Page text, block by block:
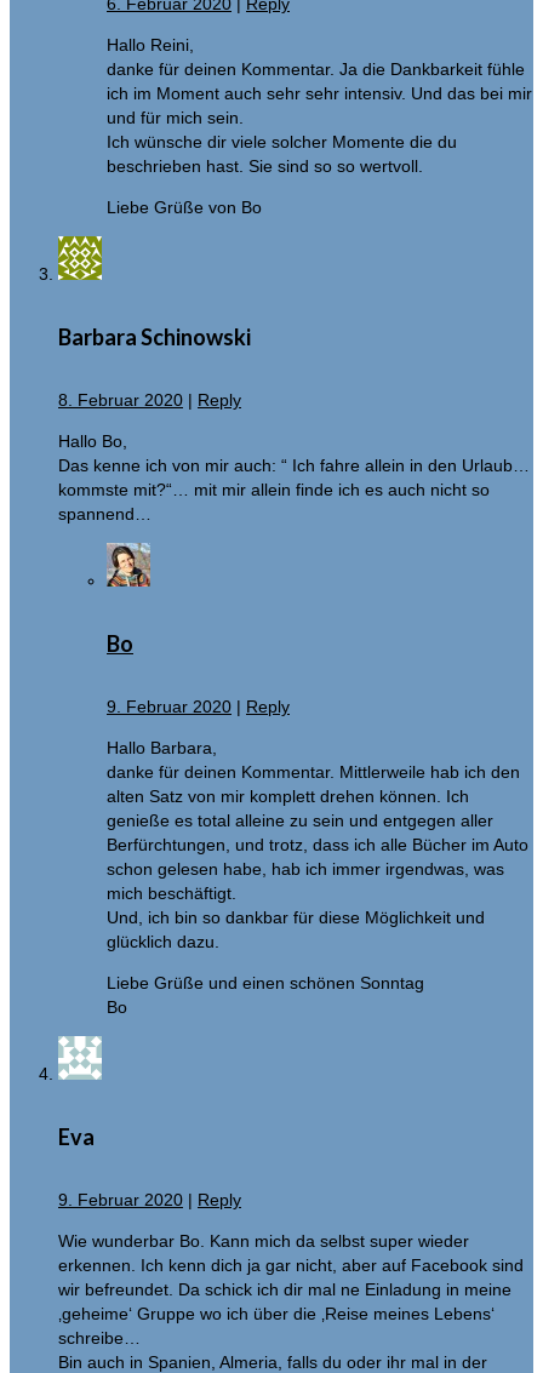
Hallo Reini,
danke für deinen Kommentar. Ja die Dankbarkeit fühle
ich im Moment auch sehr sehr intensiv. Und das bei mir
und für mich sein.
Ich wünsche dir viele solcher Momente die du
beschrieben hast. Sie sind so so wertvoll.
Liebe Grüße von Bo
Barbara Schinowski
8. Februar 2020 | Reply
Hallo Bo,
Das kenne ich von mir auch: “ Ich fahre allein in den Urlaub…
kommste mit?“… mit mir allein finde ich es auch nicht so
spannend…
Bo
9. Februar 2020 | Reply
Hallo Barbara,
danke für deinen Kommentar. Mittlerweile hab ich den
alten Satz von mir komplett drehen können. Ich
genieße es total alleine zu sein und entgegen aller
Berfürchtungen, und trotz, dass ich alle Bücher im Auto
schon gelesen habe, hab ich immer irgendwas, was
mich beschäftigt.
Und, ich bin so dankbar für diese Möglichkeit und
glücklich dazu.
Liebe Grüße und einen schönen Sonntag
Bo
Eva
9. Februar 2020 | Reply
Wie wunderbar Bo. Kann mich da selbst super wieder
erkennen. Ich kenn dich ja gar nicht, aber auf Facebook sind
wir befreundet. Da schick ich dir mal ne Einladung in meine
‚geheime‘ Gruppe wo ich über die ‚Reise meines Lebens‘
schreibe…
Bin auch in Spanien, Almeria, falls du oder ihr mal in der